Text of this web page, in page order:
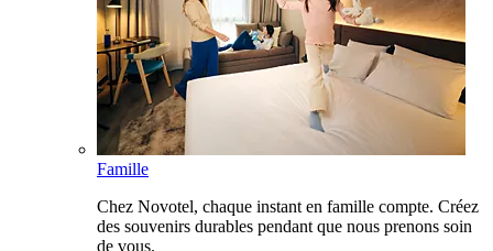
Famille
Chez Novotel, chaque instant en famille compte. Créez
des souvenirs durables pendant que nous prenons soin
de vous.